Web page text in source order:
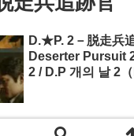
D.★P. 2－脱走兵
Deserter Pursuit
2 / D.P 개의 날 2